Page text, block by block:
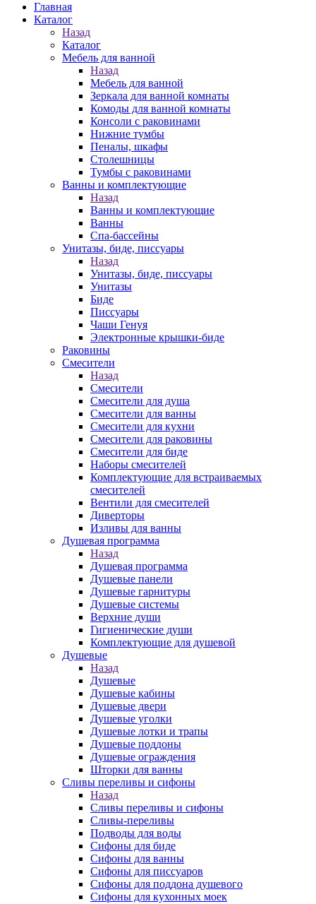
Главная
Каталог
Назад
Каталог
Мебель для ванной
Назад
Мебель для ванной
Зеркала для ванной комнаты
Комоды для ванной комнаты
Консоли с раковинами
Нижние тумбы
Пеналы, шкафы
Столешницы
Тумбы с раковинами
Ванны и комплектующие
Назад
Ванны и комплектующие
Ванны
Спа-бассейны
Унитазы, биде, писсуары
Назад
Унитазы, биде, писсуары
Унитазы
Биде
Писсуары
Чаши Генуя
Электронные крышки-биде
Раковины
Смесители
Назад
Смесители
Смесители для душа
Смесители для ванны
Смесители для кухни
Смесители для раковины
Смесители для биде
Наборы смесителей
Комплектующие для встраиваемых
смесителей
Вентили для смесителей
Диверторы
Изливы для ванны
Душевая программа
Назад
Душевая программа
Душевые панели
Душевые гарнитуры
Душевые системы
Верхние души
Гигиенические души
Комплектующие для душевой
Душевые
Назад
Душевые
Душевые кабины
Душевые двери
Душевые уголки
Душевые лотки и трапы
Душевые поддоны
Душевые ограждения
Шторки для ванны
Сливы переливы и сифоны
Назад
Сливы переливы и сифоны
Сливы-переливы
Подводы для воды
Сифоны для биде
Сифоны для ванны
Сифоны для писсуаров
Сифоны для поддона душевого
Сифоны для кухонных моек